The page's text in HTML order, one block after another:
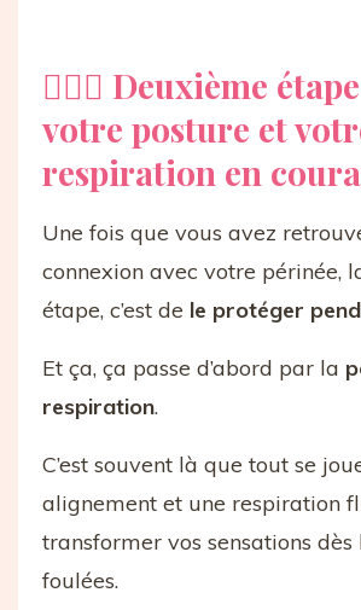
🧘🏻‍♀️ Deuxième
votre posture et
respiration en
Une fois que vous avez
connexion avec votre périnée,
étape, c’est de le protéger
Et ça, ça passe d’abord par la
respiration.
C’est souvent là que tout se
alignement et une respiration
transformer vos sensations
foulées.